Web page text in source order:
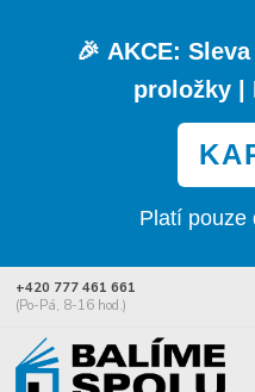
🎉 AKCE: Sleva
proložky|
Platí pouze
+420 777 461 661
(Po-Pá, 8-16 hod.)